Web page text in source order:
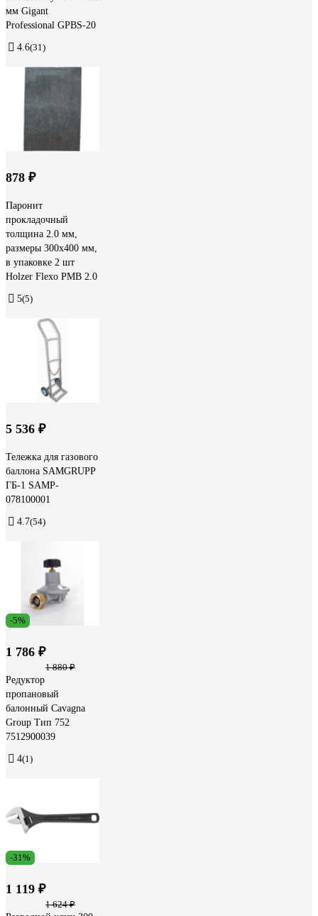
мм Gigant
Professional GPBS-20
4.6(31)
878 ₽
Паронит
прокладочный
толщина 2.0 мм,
размеры 300x400 мм,
в упаковке 2 шт
Holzer Flexo PMB 2.0
5(5)
5 536 ₽
Тележка для газового
баллона SAMGRUPP
ГБ-1 SAMP-
078100001
4.7(54)
-5%
1 786 ₽
1 880 ₽
Редуктор
пропановый
балонный Cavagna
Group Тип 752
7512900039
4(1)
-31%
1 119 ₽
1 624 ₽